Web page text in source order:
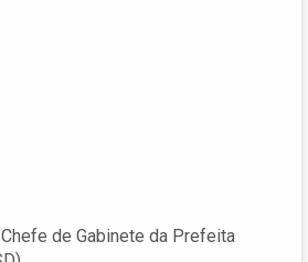
Chefe de Gabinete da Prefeita